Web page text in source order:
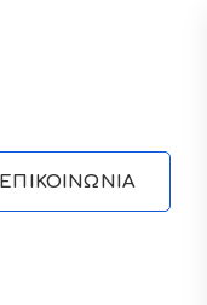
ΕΠΙΚΟΙΝΩΝΙΑ